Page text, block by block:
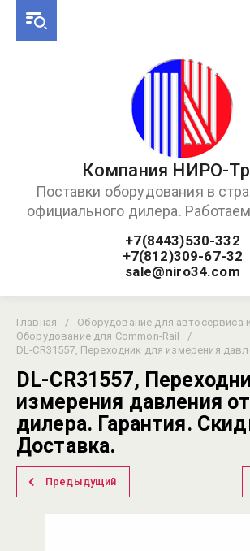
Компания НИРО-
Поставки оборудования в
официального дилера.
+7(8443)530-332
+7(812)309-67-32
sale@niro34.com
Главная / Оборудование для автосервиса
Оборудование для Common-Rail
/
DL-CR31557, Переходник для измерения
DL-CR31557,
измерения давления
дилера. Гарантия.
Доставка.
Предыдущий